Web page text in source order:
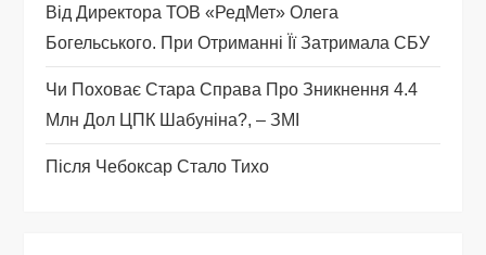
в
Від Директора ТОВ «РедМет» Олега
Богельського. При Отриманні Її Затримала СБУ
Чи Поховає Стара Справа Про Зникнення 4.4
Млн Дол ЦПК Шабуніна?, – ЗМІ
Після Чебоксар Стало Тихо